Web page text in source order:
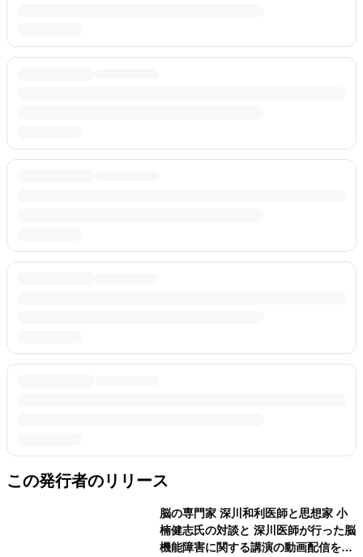
この発行者のリリース
脳の専門家 深川和利医師と思想家 小
楠健志氏の対談と 深川医師が行った脳
機能障害に関する講演の動画配信を開